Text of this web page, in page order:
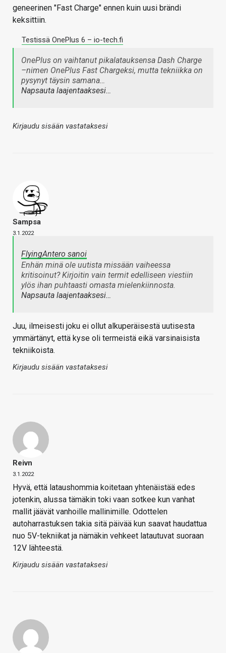
geneerinen "Fast Charge" ennen kuin uusi brändi
keksittiin.
Testissä OnePlus 6 – io-tech.fi
OnePlus on vaihtanut pikalatauksensa Dash Charge
–nimen OnePlus Fast Chargeksi, mutta tekniikka on
pysynyt täysin samana…
Napsauta laajentaaksesi…
Kirjaudu sisään vastataksesi
Sampsa
3.1.2022
FlyingAntero sanoi
Enhän minä ole uutista missään vaiheessa
kritisoinut? Kirjoitin vain termit edelliseen viestiin
ylös ihan puhtaasti omasta mielenkiinnosta.
Napsauta laajentaaksesi…
Juu, ilmeisesti joku ei ollut alkuperäisestä uutisesta
ymmärtänyt, että kyse oli termeistä eikä varsinaisista
tekniikoista.
Kirjaudu sisään vastataksesi
Reivn
3.1.2022
Hyvä, että lataushommia koitetaan yhtenäistää edes
jotenkin, alussa tämäkin toki vaan sotkee kun vanhat
mallit jäävät vanhoille mallinimille. Odottelen
autoharrastuksen takia sitä päivää kun saavat haudattua
nuo 5V-tekniikat ja nämäkin vehkeet latautuvat suoraan
12V lähteestä.
Kirjaudu sisään vastataksesi